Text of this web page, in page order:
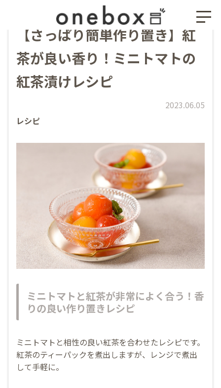
【さっぱり簡単作り置き】紅
茶が良い香り！ミニトマトの
紅茶漬けレシピ
レシピ
2023.06.05
ミニトマトと紅茶が非常によく合う！香
りの良い作り置きレシピ
ミニトマトと相性の良い紅茶を合わせたレシピです。
紅茶のティーパックを煮出しますが、レンジで煮出
して手軽に。